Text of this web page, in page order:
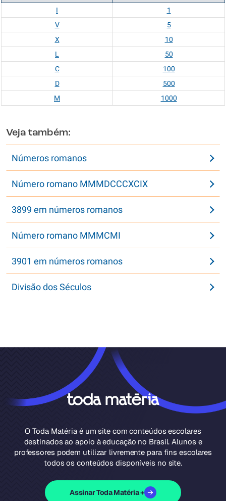
I
1
V
5
X
10
L
50
C
100
D
500
M
1000
Veja também:
Números romanos
Número romano MMMDCCCXCIX
3899 em números romanos
Número romano MMMCMI
3901 em números romanos
Divisão dos Séculos
O Toda Matéria é um site com conteúdos escolares
destinados ao apoio à educação no Brasil. Alunos e
professores podem utilizar livremente para fins escolares
todos os conteúdos disponíveis no site.
Assinar Toda Matéria +